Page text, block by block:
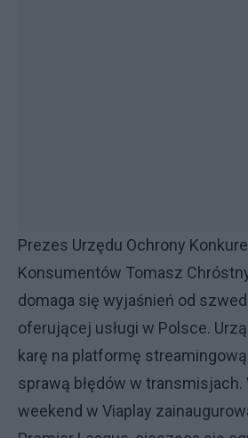
Prezes Urzędu Ochrony
Konsumentów Tomasz
domaga się wyjaśnień od
oferującej usługi w Polsce.
karę na platformę
sprawą błędów w transmisjach.
weekend w Viaplay